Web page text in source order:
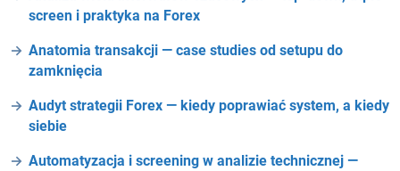
screen i praktyka na Forex
Anatomia transakcji — case studies od setupu do
zamknięcia
Audyt strategii Forex — kiedy poprawiać system, a kiedy
siebie
Automatyzacja i screening w analizie technicznej —